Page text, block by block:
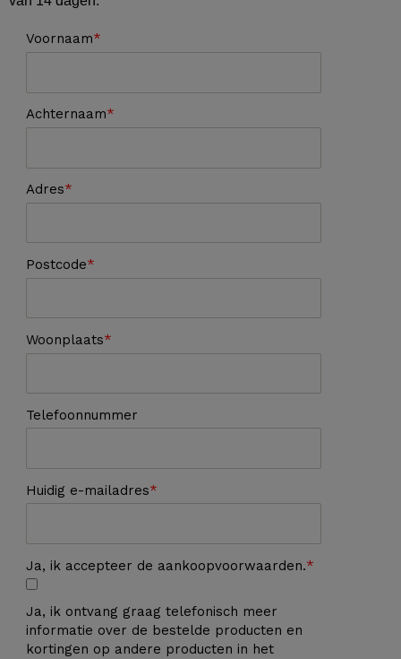
Voornaam
Achternaam
Adres
Postcode
Woonplaats
Telefoonnummer
Huidig e-mailadres
Ja, ik accepteer de aankoopvoorwaarden.
Ja, ik ontvang graag telefonisch meer
informatie over de bestelde producten en
kortingen op andere producten in het